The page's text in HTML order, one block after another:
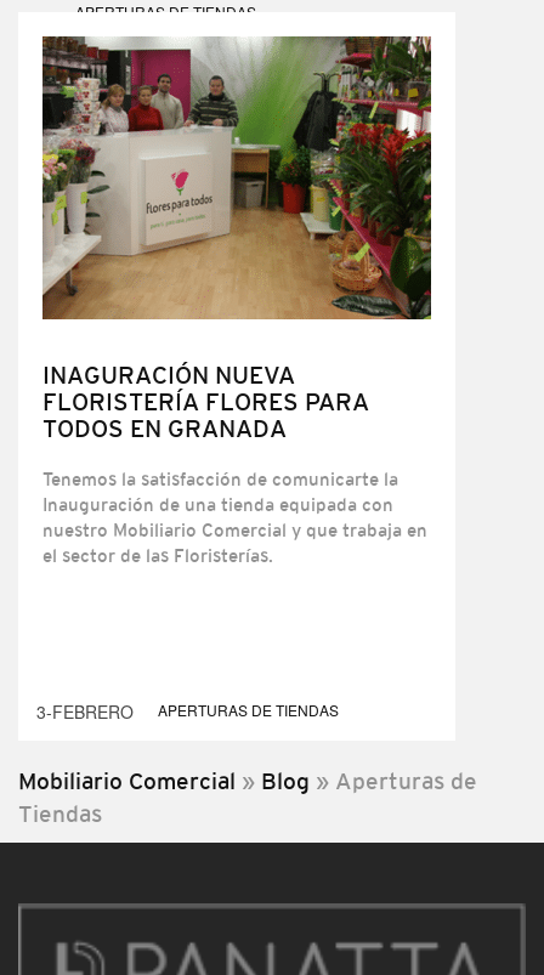
APERTURAS DE TIENDAS
INAGURACIÓN NUEVA
FLORISTERÍA FLORES PARA
TODOS EN GRANADA
Tenemos la satisfacción de comunicarte la
Inauguración de una tienda equipada con
nuestro Mobiliario Comercial y que trabaja en
el sector de las Floristerías.
3-FEBRERO APERTURAS DE TIENDAS
Mobiliario Comercial » Blog » Aperturas de
Tiendas